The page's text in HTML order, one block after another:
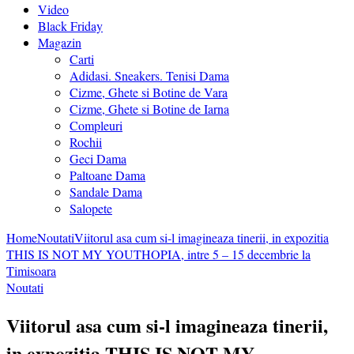
Video
Black Friday
Magazin
Carti
Adidasi. Sneakers. Tenisi Dama
Cizme, Ghete si Botine de Vara
Cizme, Ghete si Botine de Iarna
Compleuri
Rochii
Geci Dama
Paltoane Dama
Sandale Dama
Salopete
HomeNoutatiViitorul asa cum si-l imagineaza tinerii, in expozitia
THIS IS NOT MY YOUTHOPIA, intre 5 – 15 decembrie la
Timisoara
Noutati
Viitorul asa cum si-l imagineaza tinerii,